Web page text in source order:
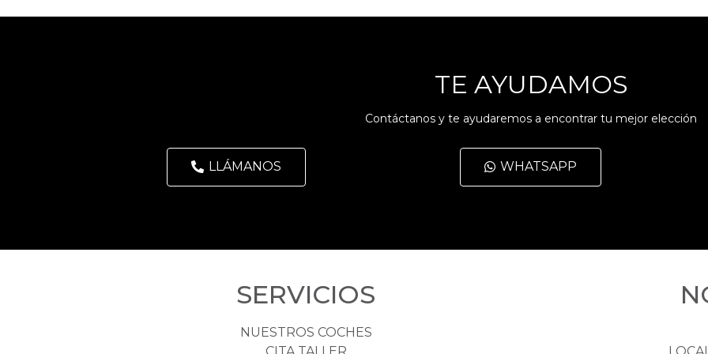
TE AYUDAMOS
Contáctanos y te ayudaremos a encontrar tu mejor elección
LLÁMANOS WHATSAPP
SERVICIOS
NUESTROS COCHES
CITA TALLER